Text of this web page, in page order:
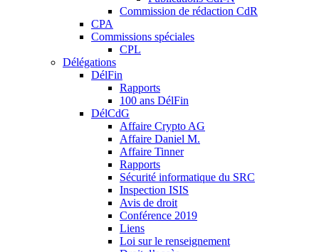
Commission de rédaction CdR
CPA
Commissions spéciales
CPL
Délégations
DélFin
Rapports
100 ans DélFin
DélCdG
Affaire Crypto AG
Affaire Daniel M.
Affaire Tinner
Rapports
Sécurité informatique du SRC
Inspection ISIS
Avis de droit
Conférence 2019
Liens
Loi sur le renseignement